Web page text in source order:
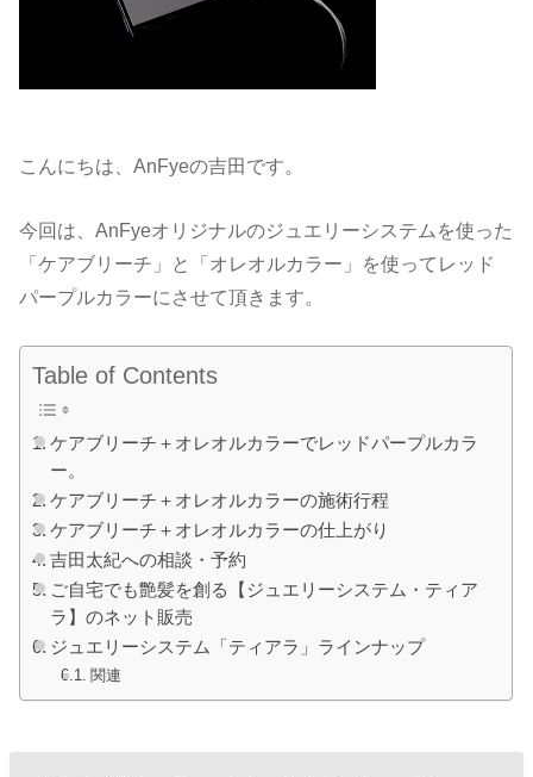
こんにちは、AnFyeの吉田です。
今回は、AnFyeオリジナルのジュエリーシステムを使った
「ケアブリーチ」と「オレオルカラー」を使ってレッド
パープルカラーにさせて頂きます。
Table of Contents
ケアブリーチ＋オレオルカラーでレッドパープルカラ
ー。
ケアブリーチ＋オレオルカラーの施術行程
ケアブリーチ＋オレオルカラーの仕上がり
吉田太紀への相談・予約
ご自宅でも艶髪を創る【ジュエリーシステム・ティア
ラ】のネット販売
ジュエリーシステム「ティアラ」ラインナップ
関連